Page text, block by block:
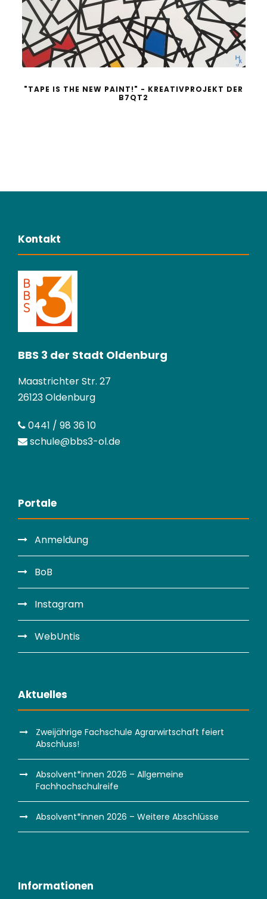
"TAPE IS THE NEW PAINT!" - KREATIVPROJEKT DER
B7QT2
Kontakt
BBS 3 der Stadt Oldenburg
Maastrichter Str. 27
26123 Oldenburg
0441 / 98 36 10
schule@bbs3-ol.de
Portale
Anmeldung
BoB
Instagram
WebUntis
Aktuelles
Zweijährige Fachschule Agrarwirtschaft feiert
Abschluss!
Absolvent*innen 2026 – Allgemeine
Fachhochschulreife
Absolvent*innen 2026 – Weitere Abschlüsse
Informationen